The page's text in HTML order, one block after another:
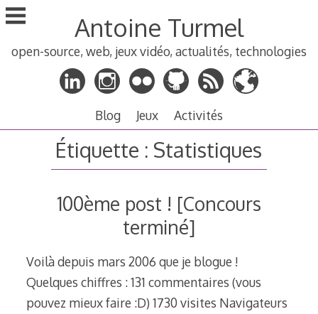
Aller
au
principal
Antoine Turmel
open-source, web, jeux vidéo, actualités, technologies
Blog Jeux Activités
Étiquette : Statistiques
100ème post ! [Concours
terminé]
Voilà depuis mars 2006 que je blogue !
Quelques chiffres : 131 commentaires (vous
pouvez mieux faire :D) 1730 visites Navigateurs